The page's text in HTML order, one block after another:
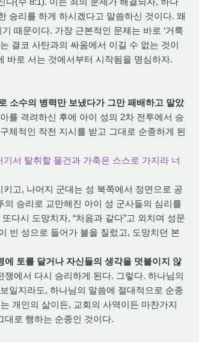
승리를 하게 하시겠다고 말씀하신 것이다. 왜
때문이다. 가장 근본적인 문제는 바로 ‘거룩
결코 사탄과의 싸움에서 이길 수 없는 것이
바로 서는 것에서부터 시작됨을 명심하자.
소수의 병력만 보냈다가 그만 패배하고 말았
를 격려하신 후에 아이 성의 2차 전투에서 승
체적인 작전 지시를 받고 그대로 순종하게 된
서 탈취할 물건과 가축은 스스로 가지라 너
고, 나머지 군대는 성 북쪽에서 정면으로 공
승리로 교만해진 아이 성 군사들의 심리를
다시 도망치자, “처음과 같다”고 외치며 성문
빈 성으로 들어가 불을 질렀고, 도망치던 본
토를 달거나 자신들의 생각을 덧붙이지 않
쟁에서 다시 승리하게 된다. 그렇다. 하나님의
일지라도, 하나님의 말씀에 절대적으로 순종
개인의 삶이든, 교회의 사역이든 마찬가지
대로 행하는 순종인 것이다.